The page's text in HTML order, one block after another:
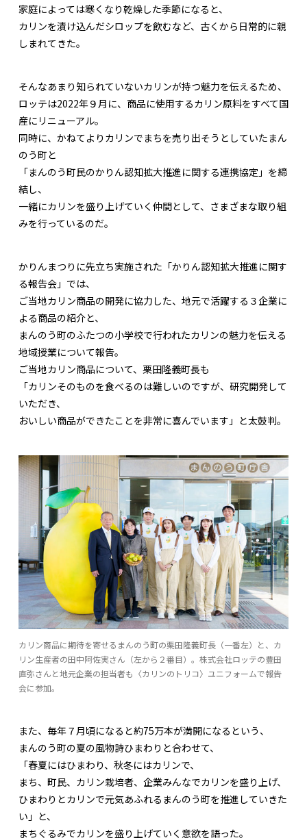
家庭によっては寒くなり乾燥した季節になると、
カリンを漬け込んだシロップを飲むなど、古くから日常的に親
しまれてきた。
そんなあまり知られていないカリンが持つ魅力を伝えるため、
ロッテは2022年９月に、商品に使用するカリン原料をすべて国
産にリニューアル。
同時に、かねてよりカリンでまちを売り出そうとしていたまん
のう町と
「まんのう町民のかりん認知拡大推進に関する連携協定」を締
結し、
一緒にカリンを盛り上げていく仲間として、さまざまな取り組
みを行っているのだ。
かりんまつりに先立ち実施された「かりん認知拡大推進に関す
る報告会」では、
ご当地カリン商品の開発に協力した、地元で活躍する３企業に
よる商品の紹介と、
まんのう町のふたつの小学校で行われたカリンの魅力を伝える
地域授業について報告。
ご当地カリン商品について、栗田隆義町長も
「カリンそのものを食べるのは難しいのですが、研究開発して
いただき、
おいしい商品ができたことを非常に喜んでいます」と太鼓判。
カリン商品に期待を寄せるまんのう町の栗田隆義町長（一番左）と、カ
リン生産者の田中阿佐実さん（左から２番目）。株式会社ロッテの豊田
直弥さんと地元企業の担当者も〈カリンのトリコ〉ユニフォームで報告
会に参加。
また、毎年７月頃になると約75万本が満開になるという、
まんのう町の夏の風物詩ひまわりと合わせて、
「春夏にはひまわり、秋冬にはカリンで、
まち、町民、カリン栽培者、企業みんなでカリンを盛り上げ、
ひまわりとカリンで元気あふれるまんのう町を推進していきた
い」と、
まちぐるみでカリンを盛り上げていく意欲を語った。